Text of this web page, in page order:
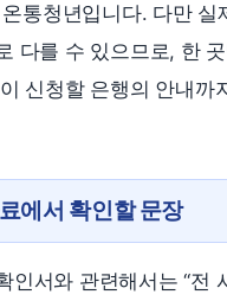
통청년입니다. 다만 실
다를 수 있으므로, 한
신청할 은행의 안내까
에서 확인할 문장
인서와 관련해서는 “전